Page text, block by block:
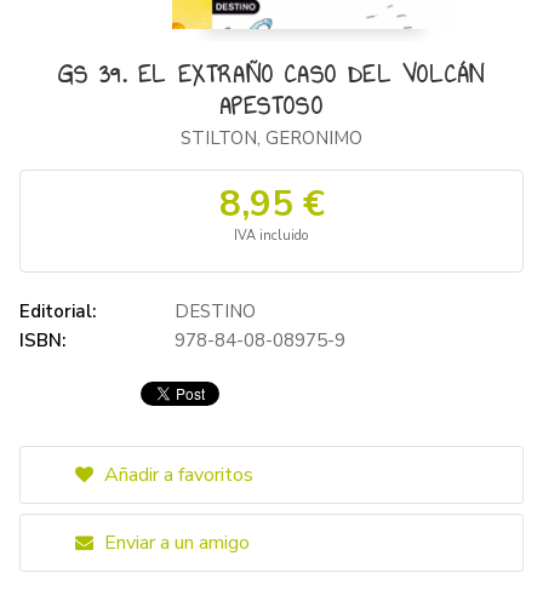
GS 39. EL EXTRAÑO CASO DEL VOLCÁN
APESTOSO
STILTON, GERONIMO
8,95 €
IVA incluido
Editorial:
DESTINO
ISBN:
978-84-08-08975-9
Añadir a favoritos
Enviar a un amigo